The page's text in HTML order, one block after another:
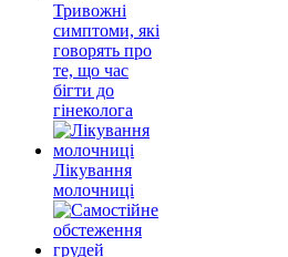
Тривожні
симптоми, які
говорять про
те, що час
бігти до
гінеколога
Лікування
молочниці